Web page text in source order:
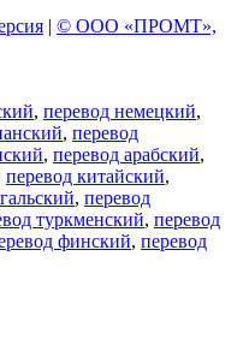
| © ООО «ПРОМТ»,
, перевод немецкий,
, перевод
, перевод арабский,
перевод китайский,
, перевод
туркменский, перевод
финский, перевод